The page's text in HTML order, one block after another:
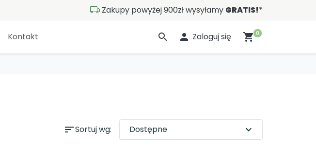
Zakupy powyżej 900zł wysyłamy GRATIS!*
Kontakt search  Zaloguj się shopping_cart 0
sortSortuj wg: Dostępne expand_more